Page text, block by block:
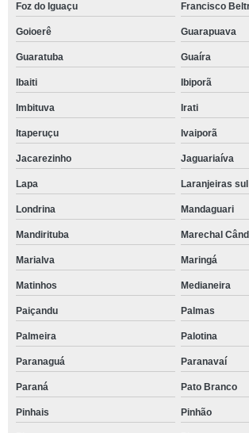
Foz do Iguaçu Francisco
Goioerê Guarapuava
Guaratuba Guaíra
Ibaiti Ibiporã
Imbituva Irati
Itaperuçu Ivaiporã
Jacarezinho Jaguariaíva
Lapa Laranjeiras sul
Londrina Mandaguari
Mandirituba Marechal
Marialva Maringá
Matinhos Medianeira
Paiçandu Palmas
Palmeira Palotina
Paranaguá Paranavaí
Paraná Pato Branco
Pinhais Pinhão